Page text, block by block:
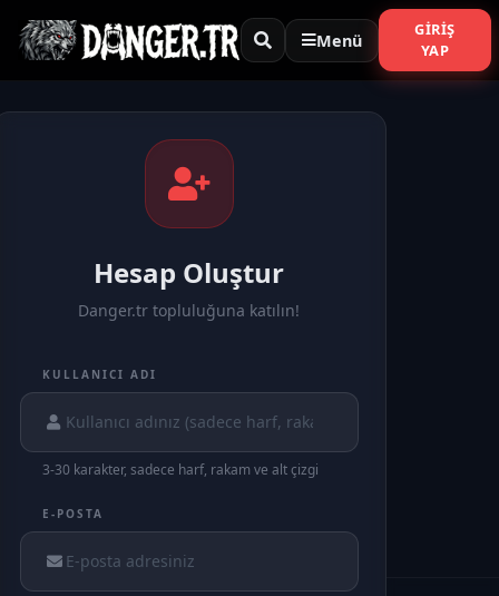
Menü
GIRIŞ
YAP
Hesap Oluştur
Danger.tr topluluğuna katılın!
KULLANICI ADI
3-30 karakter, sadece harf, rakam ve alt çizgi
E-POSTA